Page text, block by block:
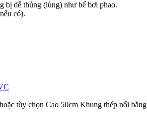
bị dễ thủng (lủng) như bể bơi phao.
có).
tùy chọn Cao 50cm Khung thép nối